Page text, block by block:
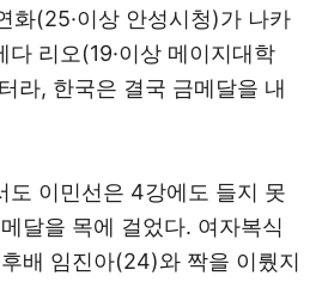
화(25·이상 안성시청)가 나카
리오(19·이상 메이지대학
라, 한국은 결국 금메달을 내
도 이민선은 4강에도 들지 못
달을 목에 걸었다. 여자복식
배 임진아(24)와 짝을 이뤘지